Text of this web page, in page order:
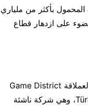
بأكثر من ملياري
على ازدهار قطاع
إسطنبول— فيما يُعدّ خطوة كبيرة في صناعة الألعاب العالمية، استحوذت شركة الألعاب العملاقة Game District
في Türkiye، وهي شركة ناشئة